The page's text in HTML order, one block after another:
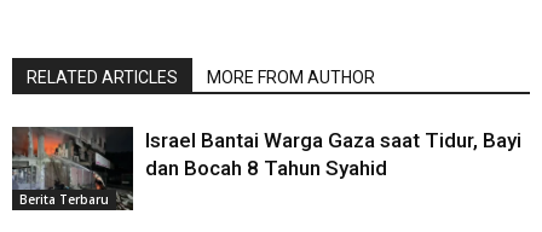
RELATED ARTICLES MORE FROM AUTHOR
Berita Terbaru
Israel Bantai Warga Gaza saat Tidur, Bayi
dan Bocah 8 Tahun Syahid